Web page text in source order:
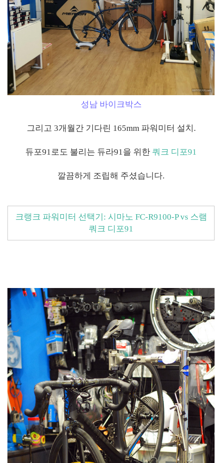
성남 바이크박스
그리고 3개월간 기다린 165mm 파워미터 설치.
듀포91로도 불리는 듀라91을 위한 쿼크 디포91
깔끔하게 조립해 주셨습니다.
크랭크 파워미터 선택기: 시마노 FC-R9100-P vs 스램
쿼크 디포91